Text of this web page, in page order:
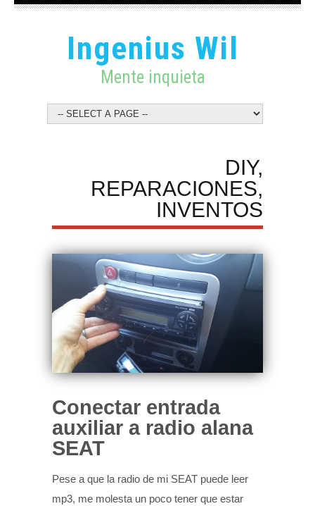
Ingenius Wil
Mente inquieta
DIY,
REPARACIONES,
INVENTOS
Conectar entrada
auxiliar a radio alana
SEAT
Pese a que la radio de mi SEAT puede leer
mp3, me molesta un poco tener que estar